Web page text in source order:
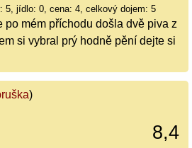
5, jídlo: 0, cena: 4, celkový dojem: 5
po mém příchodu došla dvě piva z
si vybral prý hodně pění dejte si
)
8,4